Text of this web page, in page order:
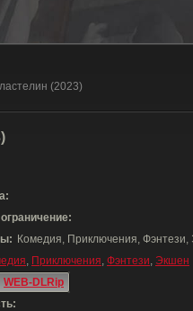
(2023)
Комедия, Приключения, Фэнтези,
, Приключения, Фэнтези, Экшен
WEB-DLRip